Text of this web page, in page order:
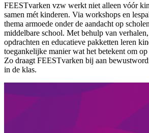
FEESTvarken vzw werkt niet alleen vóór
samen mét kinderen. Via workshops en
thema armoede onder de aandacht op
middelbare school. Met behulp van
opdrachten en educatieve pakketten leren
toegankelijke manier wat het betekent om
Zo draagt FEESTvarken bij aan
in de klas.